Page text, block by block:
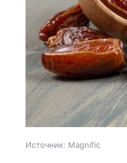
Источник: Magnific